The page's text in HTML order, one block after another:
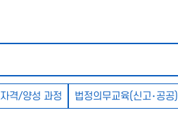
콘텐츠 다운로드
FAQ
자격/양성 과정 법정의무교육(신고･공공)